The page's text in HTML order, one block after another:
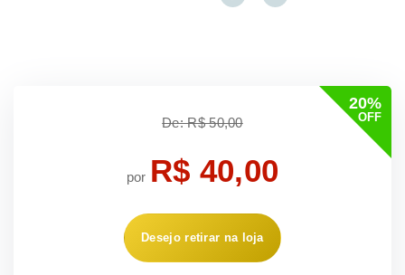
20%
OFF
De: R$ 50,00
por R$ 40,00
Desejo retirar na loja